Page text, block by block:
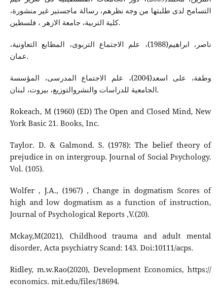
التسامح لدی طلبتها من وجه‌ نظرهم، رسالة ماجستیر غیر منشورة،
كلیة التربیة، جامعة الازهر ، فلسطین.
ناصر، ابراهیم(1988)، علم الاجتماع التربوی، المطابع التعاونیة،
عمان.
وطفة، علی اسعد(2004)، علم الاجتماع المدرسی، المؤسسة
الجامعیة للدراسات والنشروالتوزیع، بیروت، لبنان.
Rokeach, M (1960) (ED) The Open and Closed Mind, New
York Basic 21. Books, Inc.
Taylor. D. & Galmond. S. (1978): The belief theory of
prejudice in on intergroup. Journal of Social Psychology.
Vol. (105).
Wolfer , J.A., (1967) , Change in dogmatism Scores of
high and low dogmatism as a function of instruction,
Journal of Psychological Reports ,V.(20).
Mckay,M(2021), Childhood trauma and adult mental
disorder, Acta psychiatry Scand: 143. Doi:10111/acps.
Ridley, m.w.Rao(2020), Development Economics, https://
economics. mit.edu/files/18694.